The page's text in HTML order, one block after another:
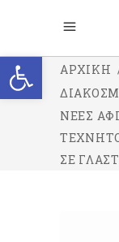
Ανοίξτε τη γραμμή
ΑΡΧΙΚΉ
ΝΕΕΣ
ΣΕ